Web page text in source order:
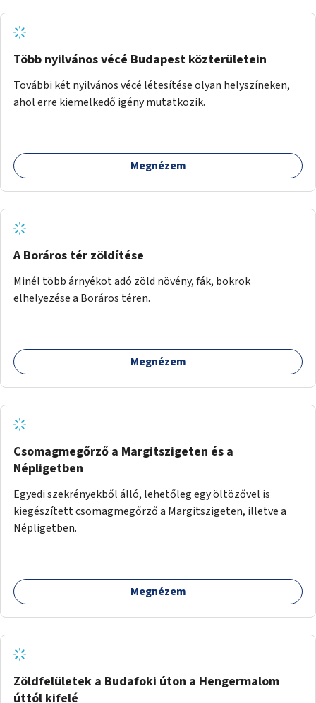
Több nyilvános vécé Budapest közterületein
További két nyilvános vécé létesítése olyan helyszíneken,
ahol erre kiemelkedő igény mutatkozik.
Megnézem
A Boráros tér zöldítése
Minél több árnyékot adó zöld növény, fák, bokrok
elhelyezése a Boráros téren.
Megnézem
Csomagmegőrző a Margitszigeten és a
Népligetben
Egyedi szekrényekből álló, lehetőleg egy öltözővel is
kiegészített csomagmegőrző a Margitszigeten, illetve a
Népligetben.
Megnézem
Zöldfelületek a Budafoki úton a Hengermalom
úttól kifelé